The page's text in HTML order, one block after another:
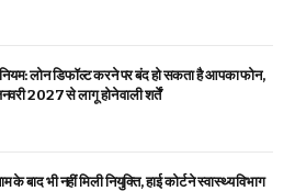
लोन डिफॉल्ट करने पर बंद हो सकता है आपका फोन,
2027 से लागू होने वाली शर्तें
के बाद भी नहीं मिली नियुक्ति, हाई कोर्ट ने स्वास्थ्य विभाग